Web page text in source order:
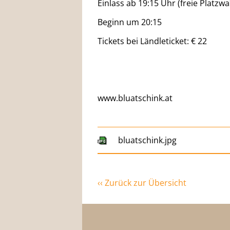
Einlass ab 19:15 Uhr (freie
Beginn um 20:15
Tickets bei Ländleticket: € 22
www.bluatschink.at
bluatschink.jpg
‹‹ Zurück zur Übersicht